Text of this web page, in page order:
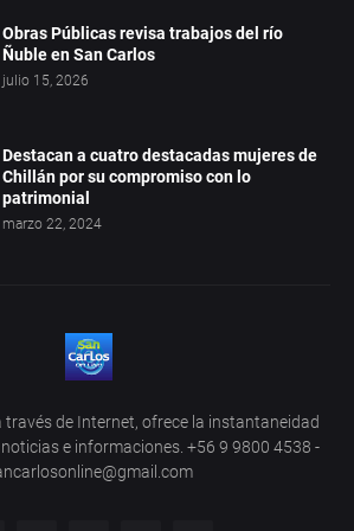
Obras Públicas revisa trabajos del río
Ñuble en San Carlos
julio 15, 2026
Destacan a cuatro destacadas mujeres de
Chillán por su compromiso con lo
patrimonial
marzo 22, 2024
través de Internet, ofrece la instantaneidad
e informaciones. +56 9 9800 4538 -